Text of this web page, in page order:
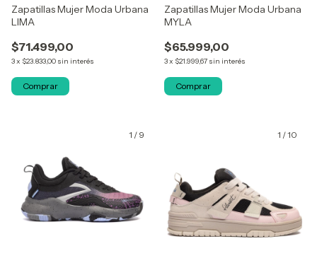
Zapatillas Mujer Moda Urbana
LIMA
$71.499,00
3x $23.833,00 sin interés
Comprar
Zapatillas Mujer Moda Urbana
MYLA
$65.999,00
3x $21.999,67 sin interés
Comprar
1 / 9 1 /10